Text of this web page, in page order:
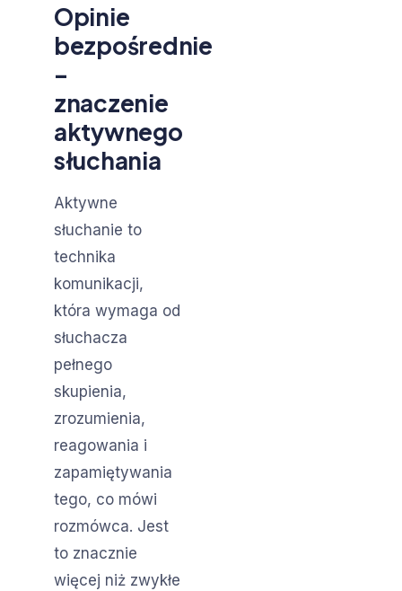
Opinie
bezpośrednie
–
znaczenie
aktywnego
słuchania
Aktywne
słuchanie to
technika
komunikacji,
która wymaga od
słuchacza
pełnego
skupienia,
zrozumienia,
reagowania i
zapamiętywania
tego, co mówi
rozmówca. Jest
to znacznie
więcej niż zwykłe